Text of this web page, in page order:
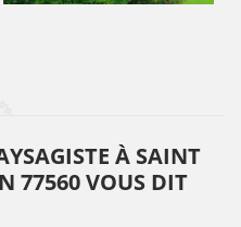
À SAINT
77560 VOUS DIT